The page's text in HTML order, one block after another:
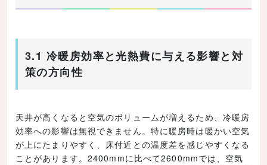
3.1 冷暖房効率と光熱費に与える影響と対
策の方向性
天井が高くなると空気のボリュームが増えるため、冷暖房
効率への影響は無視できません。特に暖房時は暖かい空気
が上にたまりやすく、床付近との温度差を感じやすくなる
ことがあります。2400mmに比べて2600mmでは、空気